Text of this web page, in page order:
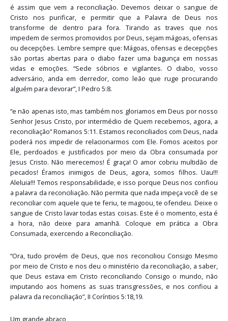
é assim que vem a reconciliação. Devemos deixar o sangue de
Cristo nos purificar, e permitir que a Palavra de Deus nos
transforme de dentro para fora. Tirando as traves que nos
impedem de sermos promovidos por Deus, sejam mágoas, ofensas
ou decepções. Lembre sempre que: Mágoas, ofensas e decepções
são portas abertas para o diabo fazer uma bagunça em nossas
vidas e emoções. “Sede sóbrios e vigilantes. O diabo, vosso
adversário, anda em derredor, como leão que ruge procurando
alguém para devorar”, I Pedro 5:8.
“e não apenas isto, mas também nos gloriamos em Deus por nosso
Senhor Jesus Cristo, por intermédio de Quem recebemos, agora, a
reconciliação” Romanos 5:11. Estamos reconciliados com Deus, nada
poderá nos impedir de relacionarmos com Ele. Fomos aceitos por
Ele, perdoados e justificados por meio da Obra consumada por
Jesus Cristo. Não merecemos! É graça! O amor cobriu multidão de
pecados! Éramos inimigos de Deus, agora, somos filhos. Uau!!!
Aleluia!!! Temos responsabilidade, e isso porque Deus nos confiou
a palavra da reconciliação. Não permita que nada impeça você de se
reconciliar com aquele que te feriu, te magoou, te ofendeu. Deixe o
sangue de Cristo lavar todas estas coisas. Este é o momento, esta é
a hora, não deixe para amanhã. Coloque em prática a Obra
Consumada, exercendo a Reconciliação.
“Ora, tudo provém de Deus, que nos reconciliou Consigo Mesmo
por meio de Cristo e nos deu o ministério da reconciliação, a saber,
que Deus estava em Cristo reconciliando Consigo o mundo, não
imputando aos homens as suas transgressões, e nos confiou a
palavra da reconciliação”, II Coríntios 5:18,19.
Um grande abraço,